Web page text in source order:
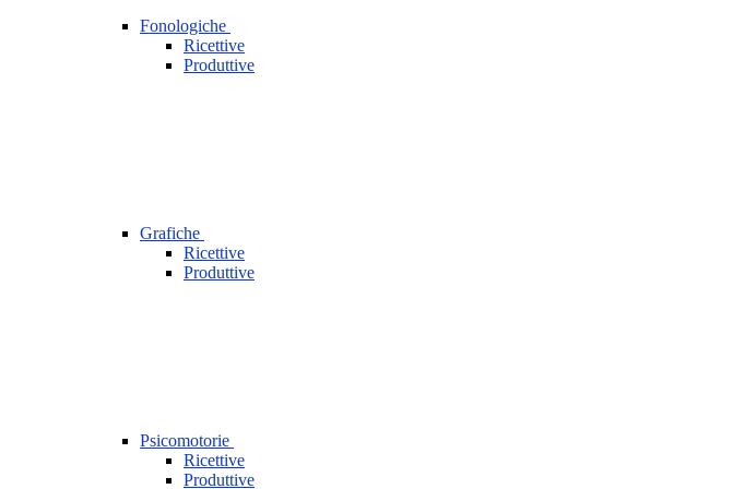
Fonologiche
Ricettive
Produttive
Grafiche
Ricettive
Produttive
Psicomotorie
Ricettive
Produttive